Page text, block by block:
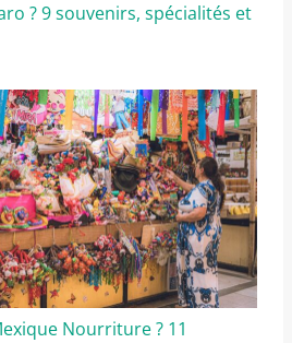
? 9 souvenirs, spécialités et
Nourriture ? 11